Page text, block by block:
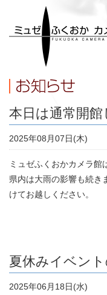
本日は通常開館
2025年08月07日(木)
ミュゼふくおかカメラ館
県内は大雨の影響も続き
けてお越しください。
夏休みイベン
2025年06月18日(水)